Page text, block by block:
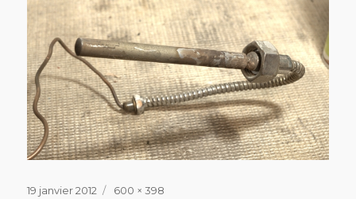
Publié
19 janvier 2012
Taille
600 × 398